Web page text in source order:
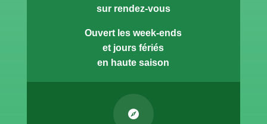
sur rendez-vous
Ouvert les week-ends
et jours fériés
en haute saison
